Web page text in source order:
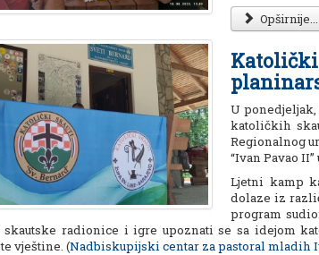
Opširnije...
Katolički
U
katoličkih
Regionalnog
“Ivan Pavao II”
Ljetni kamp
dolaze iz
program
radionice i igre upoznati se sa idejom
vještine. (Nadbiskupijski centar za pastoral mladih